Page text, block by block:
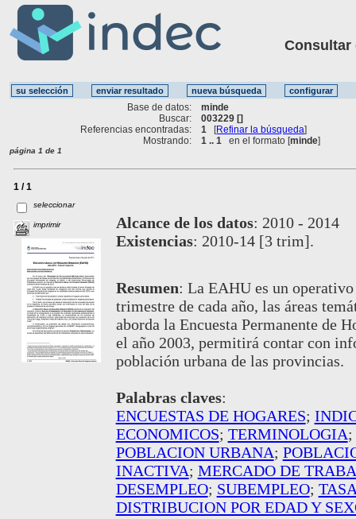
Consultar
Base de datos:
minde
Buscar:
003229 []
Referencias encontradas:
1 [Refinar la búsqueda]
Mostrando:
1 .. 1 en el formato [minde]
página 1 de 1
1 / 1
seleccionar
imprimir Alcance de los datos: 2010 - 2014
Existencias: 2010-14 [3 trim].
Resumen: La EAHU es un
trimestre de cada año, las áreas
aborda la Encuesta Permanente de
el año 2003, permitirá contar con
población urbana de las provincias.
Palabras claves:
ENCUESTAS DE HOGARES;
ECONOMICOS; TERMINOLOGIA;
POBLACION URBANA;
INACTIVA; MERCADO DE
DESEMPLEO; SUBEMPLEO;
DISTRIBUCION POR EDAD Y